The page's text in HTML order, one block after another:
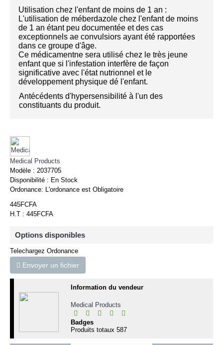
Utilisation chez l'enfant de moins de 1 an :
L'utilisation de méberdazole chez l'enfant de moins
de 1 an étant peu documentée et des cas
exceptionnels ae convulsiors ayant été rapportées
dans ce groupe d'âge.
Ce médicamentne sera utilisé chez le très jeune
enfant que si l'infestation interfère de façon
significative avec l'état nutrionnel et le
développement physique dé l'enfant.
Antécédents d'hypersensibilité à l'un des
constituants du produit.
Medical Products
Modèle : 2037705
Disponibilité : En Stock
Ordonance: L'ordonance est Obligatoire
445FCFA
H.T : 445FCFA
Options disponibles
Telechargez Ordonance
Envoyer un fichier
Information du vendeur
Medical Products
Badges
Produits totaux 587